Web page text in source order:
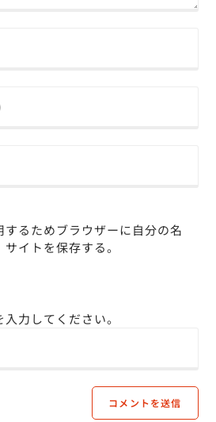
るためブラウザーに自分の名
イトを保存する。
力してください。